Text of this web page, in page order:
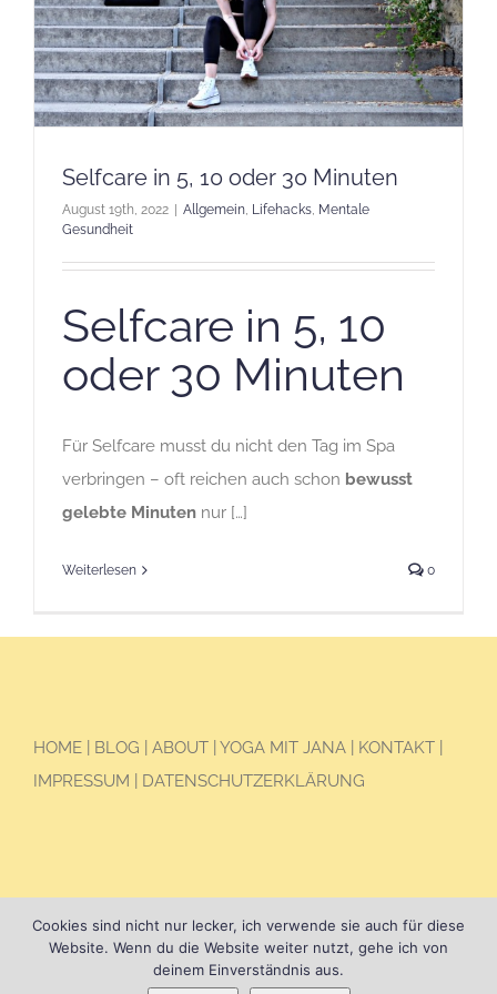
Selfcare in 5, 10 oder 30 Minuten
August 19th, 2022 Allgemein, Lifehacks, Mentale
Gesundheit
Selfcare in 5, 10
oder 30 Minuten
Für Selfcare musst du nicht den Tag im Spa
verbringen – oft reichen auch schon bewusst
gelebte Minuten nur […]
Weiterlesen 0
HOME BLOG ABOUT YOGA MIT JANA KONTAKT
IMPRESSUM
DATENSCHUTZERKLÄRUNG
© Copyright Jana Seidel, 2025
Cookies sind nicht nur lecker, ich verwende sie auch für diese
Website. Wenn du die Website weiter nutzt, gehe ich von
deinem Einverständnis aus.